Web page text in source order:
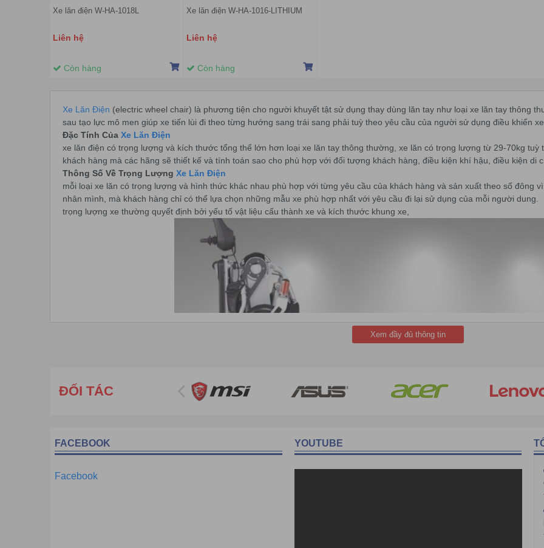
Xe lăn điện W-HA-1018L
Liên hệ
Còn hàng
Xe lăn điện W-HA-1016-LITHIUM
Liên hệ
Còn hàng
Xe Lăn Điện (electric wheel chair) là phương tiện cho người khuyết tật sử dụng thay dùng lăn tay như loại xe lăn tay thông
sau tạo lực mô men giúp xe tiến lùi đi theo từng hướng sang trái sang phải tuỳ theo yêu cầu của người sử dụng điều khiển xe
Đặc Tính Của Xe Lăn Điện
xe lăn điện có trọng lượng và kích thước tổng thể lớn hơn loại xe lăn tay thông thường, xe lăn có trọng lượng từ 29-70kg
khách hàng mà các hãng sẽ thiết kế và tính toán sao cho phù hợp với đối tượng khách hàng, điều kiện khí hậu, điều kiện di
Thông Số Về Trọng Lượng Xe Lăn Điện
mỗi loại xe lăn có trọng lượng và hình thức khác nhau phù hợp với từng yêu cầu của khách hàng và sản xuất theo số đông
nhân mình, mà khách hàng chỉ có thể lựa chọn những mẫu xe phù hợp nhất với yêu cầu đi lại sử dụng của mỗi người dung.
trọng lượng xe thường quyết định bởi yếu tố vật liệu cấu thành xe và kích thước khung xe,
Xem đầy đủ thông tin
ĐỐI TÁC
FACEBOOK
Facebook
YOUTUBE